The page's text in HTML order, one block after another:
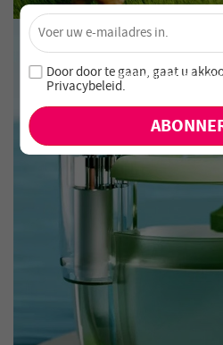
Ontgrendel 4% Korting
Word lid van onze nieuwsbrief
aanbiedingen en
Door door te gaan, gaat u
Privacybeleid.